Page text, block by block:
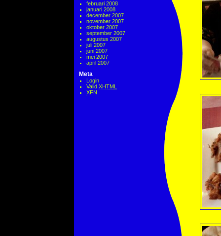
februari 2008
januari 2008
december 2007
november 2007
oktober 2007
september 2007
augustus 2007
juli 2007
juni 2007
mei 2007
april 2007
Meta
Login
Valid XHTML
XFN